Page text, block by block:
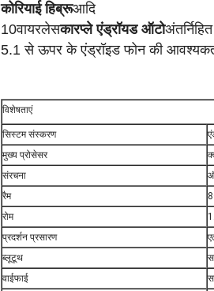
कोरियाई हिब्रूआदि
10वायरलेसकारप्ले एंड्रॉयड ऑटो
5.1 से ऊपर के एंड्रॉइड फोन की
विशेषताएं
सिस्टम संस्करण
मुख्य प्रोसेसर
संरचना
रैम
रोम
प्रदर्शन प्रसारण
ब्लूटूथ
वाईफाई